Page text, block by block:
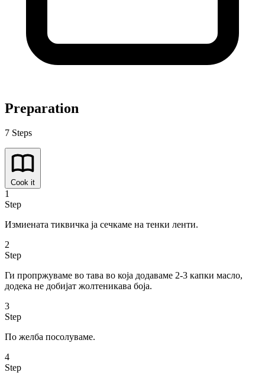
Preparation
7 Steps
Cook it
1
Step
Измиената тиквичка ја сечкаме на тенки ленти.
2
Step
Ги пропржуваме во тава во која додаваме 2-3 капки масло,
додека не добијат жолтеникава боја.
3
Step
По желба посолуваме.
4
Step